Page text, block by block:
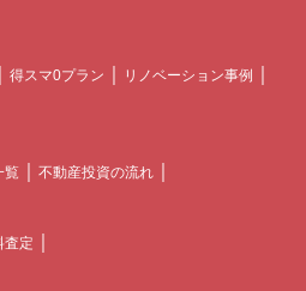
得スマ0プラン
リノベーション事例
覧 不動産投資の流れ
査定